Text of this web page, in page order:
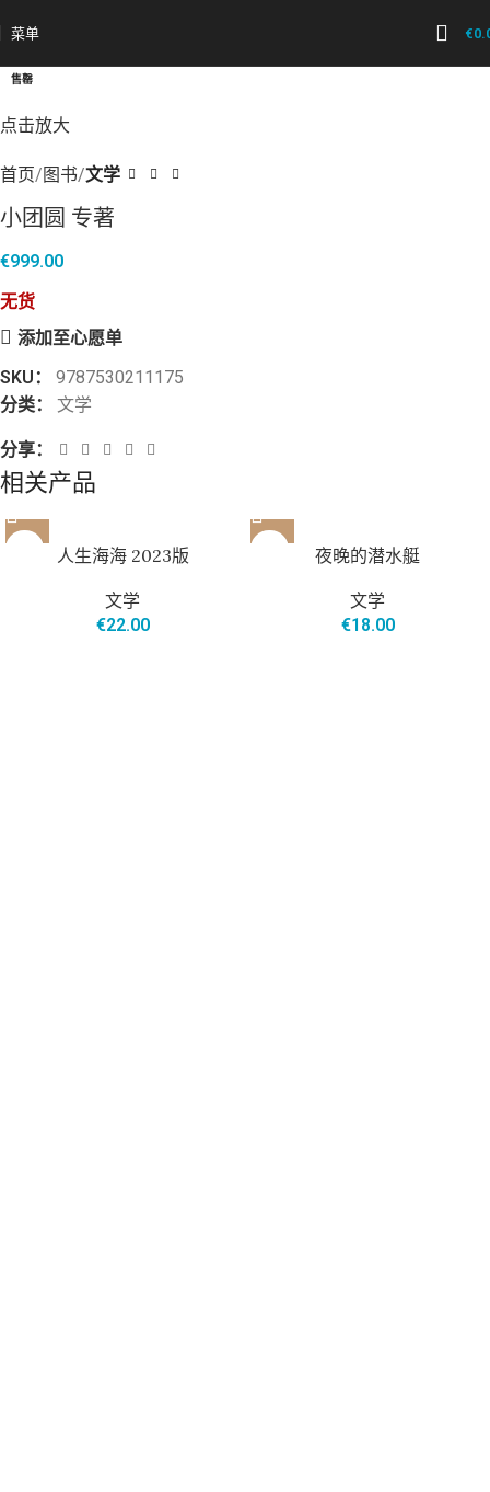
菜单 €
售罄
点击放大
首页 图书 文学
小团圆 专著
€999.00
无货
添加至心愿单
SKU： 9787530211175
分类：
文学
分享：
相关产品
人生海海 2023版
文学
€22.00
夜晚的潜水艇
文学
€18.00